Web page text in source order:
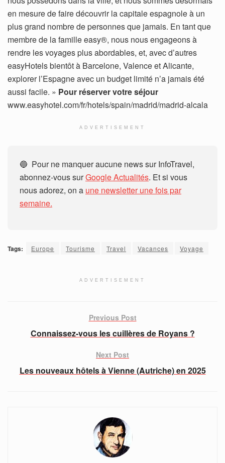
en mesure de faire découvrir la capitale espagnole à un
plus grand nombre de personnes que jamais. En tant que
membre de la famille easy®, nous nous engageons à
rendre les voyages plus abordables, et, avec d’autres
easyHotels bientôt à Barcelone, Valence et Alicante,
explorer l’Espagne avec un budget limité n’a jamais été
aussi facile. » Pour réserver votre séjour
www.easyhotel.com/fr/hotels/spain/madrid/madrid-alcala
ADVERTISEMENT
🔵 Pour ne manquer aucune news sur InfoTravel,
abonnez-vous surGoogle Actualités. Et si vous
nous adorez, on a une newsletter une fois par
semaine.
Tags: Europe Tourisme Travel Vacances Voyage
ADVERTISEMENT
Previous Post
Connaissez-vous les cuillères de Royans ?
Next Post
Les nouveaux hôtels à Vienne (Autriche) en 2025